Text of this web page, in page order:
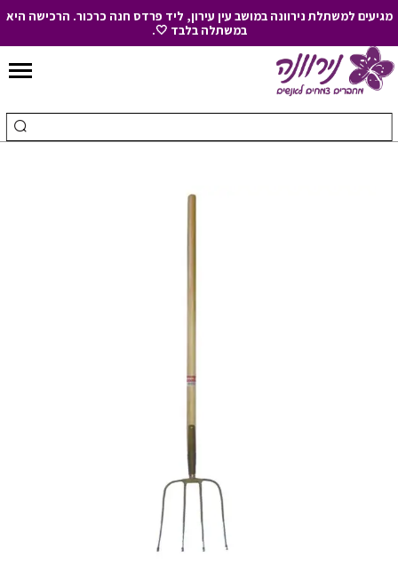
to
מגיעים למשתלת נירוונה במושב עין עירון, ליד פרדס חנה כרכור. הרכישה היא
במשתלה בלבד 🤍.